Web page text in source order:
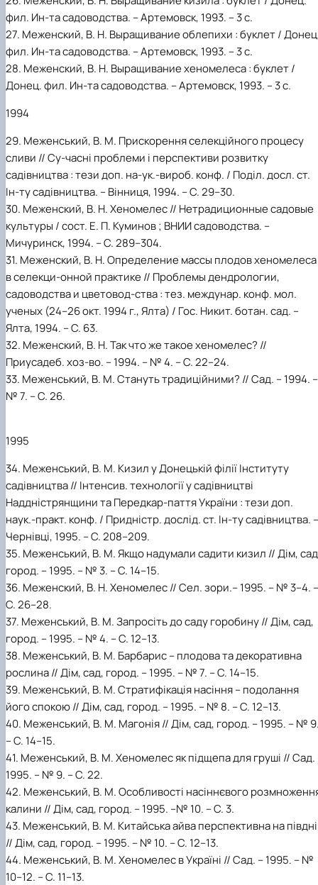
фил. Ин-та садоводства. – Артемовск, 1993. – 3 с.
27. Меженский, В. Н. Выращивание облепихи : буклет /
фил. Ин-та садоводства. – Артемовск, 1993. – 3 с.
28. Меженский, В. Н. Выращивание хеномелеса : буклет /
Донец. фил. Ин-та садоводства. – Артемовск, 1993. – 3 с.
1994
29. Меженський, В. М. Прискорення селекційного процесу
сливи // Су-часні проблеми і перспективи розвитку
садівництва : тези доп. на-ук.-вироб. конф. / Поділ. досл. ст.
Ін-ту садівництва. – Вінниця, 1994. – С. 29–30.
30. Меженский, В. Н. Хеномелес // Нетрадиционные садовые
культуры / сост. Е. П. Куминов ; ВНИИ садоводства. –
Мичуринск, 1994. – С. 289–304.
31. Меженский, В. Н. Определение массы плодов хеномелеса
в селекци-онной практике // Проблемы дендрологии,
садоводства и цветовод-ства : тез. междунар. конф. мол.
ученых (24–26 окт. 1994 г., Ялта) / Гос. Никит. ботан. сад. –
Ялта, 1994. – С. 63.
32. Меженский, В. Н. Так что же такое хеномелес? //
Приусадеб. хоз-во. – 1994. – № 4. – С. 22–24.
33. Меженський, В. М. Стануть традиційними? // Сад. – 1994. –
№ 7. – С. 26.
1995
34. Меженський, В. М. Кизил у Донецькій філії Інституту
садівництва // Інтенсив. технології у садівництві
Наддністрянщини та Передкар-паття України : тези доп.
наук.-практ. конф. / Придністр. дослід. ст. Ін-ту садівництва. –
Чернівці, 1995. – С. 208–209.
35. Меженський, В. М. Якщо надумали садити кизил // Дім,
город. – 1995. – № 3. – С. 14–15.
36. Меженский, В. Н. Хеномелес // Сел. зори.– 1995. – № 3–4. –
С. 26–28.
37. Меженський, В. М. Запросіть до саду горобину // Дім, сад,
город. – 1995. – № 4. – С. 12–13.
38. Меженський, В. М. Барбарис – плодова та декоративна
рослина // Дім, сад, город. – 1995. – № 7. – C. 14–15.
39. Меженський, В. М. Стратифікація насіння – подолання
його спокою // Дім, сад, город. – 1995. – № 8. – С. 12–13.
40. Меженський, В. М. Магонія // Дім, сад, город. – 1995. – №
– C. 14–15.
41. Меженський, В. М. Хеномелес як підщепа для груші // Сад.
1995. – № 9. – С. 22.
42. Меженський, В. М. Особливості насіннєвого
калини // Дім, сад, город. – 1995. –№ 10. – С. 3.
43. Меженський, В. М. Китайська айва перспективна на півдні
// Дім, сад, город. – 1995. – № 10. – C. 12–13.
44. Меженський, В. М. Хеномелес в Україні // Сад. – 1995. – №
10–12. – C. 11–13.